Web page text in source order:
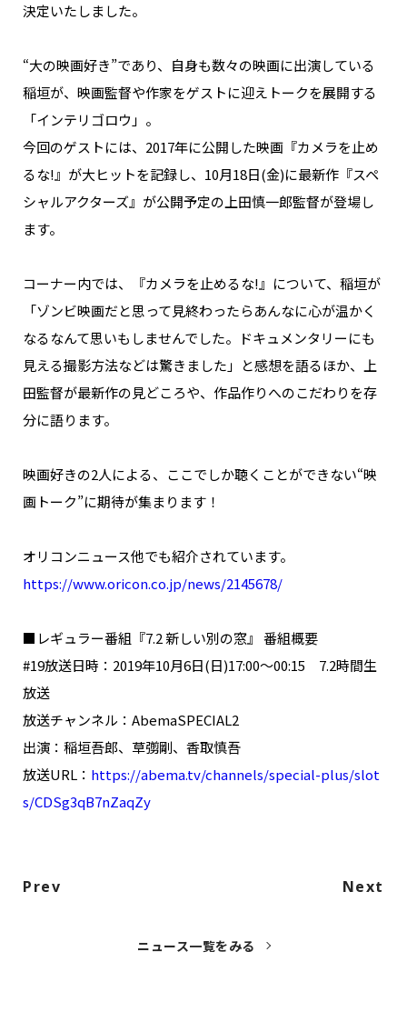
お問い合わせ
決定いたしました。
“大の映画好き”であり、自身も数々の映画に出演している
稲垣が、映画監督や作家をゲストに迎えトークを展開する
「インテリゴロウ」。
今回のゲストには、2017年に公開した映画『カメラを止め
るな!』が大ヒットを記録し、10月18日(金)に最新作『スペ
シャルアクターズ』が公開予定の上田慎一郎監督が登場し
ます。
コーナー内では、『カメラを止めるな!』について、稲垣が
「ゾンビ映画だと思って見終わったらあんなに心が温かく
なるなんて思いもしませんでした。ドキュメンタリーにも
見える撮影方法などは驚きました」と感想を語るほか、上
田監督が最新作の見どころや、作品作りへのこだわりを存
分に語ります。
映画好きの2人による、ここでしか聴くことができない“映
画トーク”に期待が集まります！
オリコンニュース他でも紹介されています。
https://www.oricon.co.jp/news/2145678/
■レギュラー番組『7.2 新しい別の窓』 番組概要
#19放送日時：2019年10月6日(日)17:00～00:15 7.2時間生
放送
放送チャンネル：AbemaSPECIAL2
出演：稲垣吾郎、草彅剛、香取慎吾
放送URL： https://abema.tv/channels/special-plus/slot
s/CDSg3qB7nZaqZy
Prev Next
ニュース一覧をみる